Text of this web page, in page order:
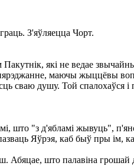
З'яўляецца Чорт.
які не ведае
маючы жыццёвы
сваю душу. Той спалохаўся
што "з д'ябламі жывуць",
Яўрэя, каб быў пры ім,
Абяцае, што палавіна грошай